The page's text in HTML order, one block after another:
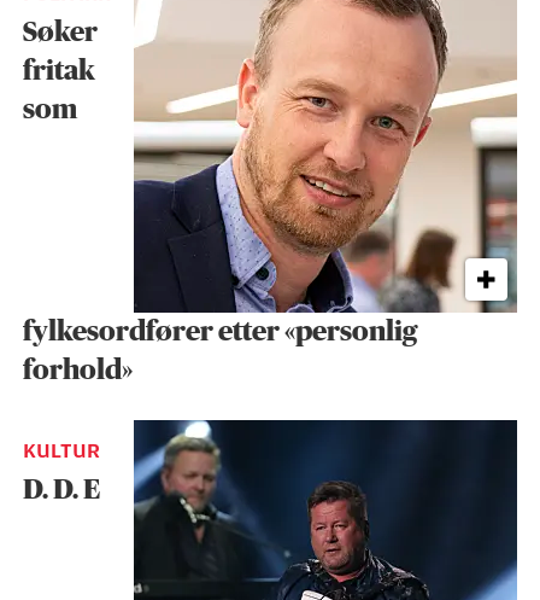
Søker
fritak
som
fylkesordfører etter «personlig
forhold»
KULTUR
D. D. E